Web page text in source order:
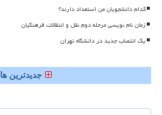
کدام دانشجویان من استعداد دارند؟
زمان نام نویسی مرحله دوم نقل و انتقالات فرهنگیان
یک انتصاب جدید در دانشگاه تهران
جدیدترین ها